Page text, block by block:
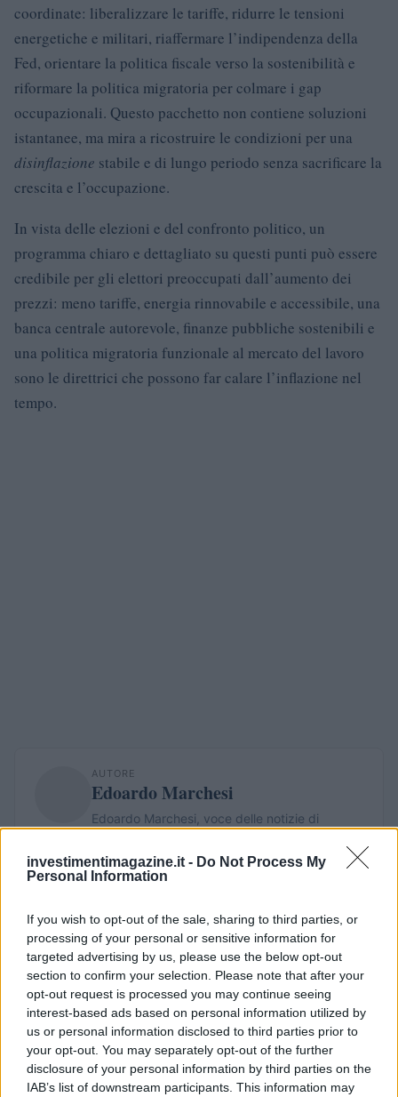
investimentimagazine.it - Do Not Process My
Personal Information
If you wish to opt-out of the sale, sharing to third parties, or
processing of your personal or sensitive information for
targeted advertising by us, please use the below opt-out
section to confirm your selection. Please note that after your
opt-out request is processed you may continue seeing
interest-based ads based on personal information utilized by
us or personal information disclosed to third parties prior to
your opt-out. You may separately opt-out of the further
disclosure of your personal information by third parties on the
IAB’s list of downstream participants. This information may
coordinate: liberalizzare le tariffe, ridurre le tensioni
energetiche e militari, riaffermare l’indipendenza della
Fed, orientare la politica fiscale verso la sostenibilità e
riformare la politica migratoria per colmare i gap
occupazionali. Questo pacchetto non contiene soluzioni
istantanee, ma mira a ricostruire le condizioni per una
disinflazione stabile e di lungo periodo senza sacrificare la
crescita e l’occupazione.
In vista delle elezioni e del confronto politico, un
programma chiaro e dettagliato su questi punti può essere
credibile per gli elettori preoccupati dall’aumento dei
prezzi: meno tariffe, energia rinnovabile e accessibile, una
banca centrale autorevole, finanze pubbliche sostenibili e
una politica migratoria funzionale al mercato del lavoro
sono le direttrici che possono far calare l’inflazione nel
tempo.
AUTORE
Edoardo Marchesi
Edoardo Marchesi, voce delle notizie di
in via Maqueda e decise di chiedere carte e
nomi: da allora predilige verifiche sul campo.
custodisce una collezione di vecchie mappe
della città.